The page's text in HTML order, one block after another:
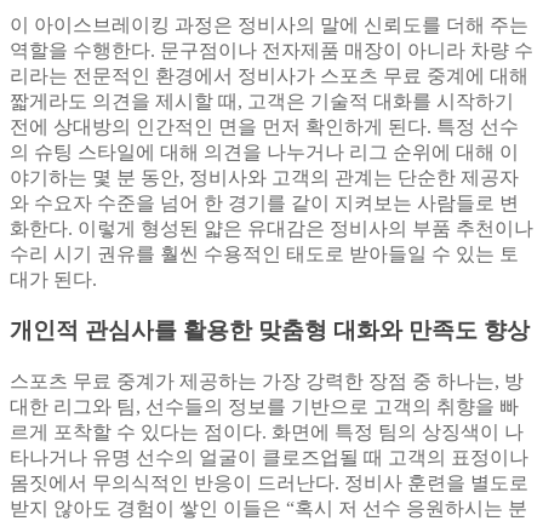
이 아이스브레이킹 과정은 정비사의 말에 신뢰도를 더해 주는
역할을 수행한다. 문구점이나 전자제품 매장이 아니라 차량 수
리라는 전문적인 환경에서 정비사가 스포츠 무료 중계에 대해
짧게라도 의견을 제시할 때, 고객은 기술적 대화를 시작하기
전에 상대방의 인간적인 면을 먼저 확인하게 된다. 특정 선수
의 슈팅 스타일에 대해 의견을 나누거나 리그 순위에 대해 이
야기하는 몇 분 동안, 정비사와 고객의 관계는 단순한 제공자
와 수요자 수준을 넘어 한 경기를 같이 지켜보는 사람들로 변
화한다. 이렇게 형성된 얇은 유대감은 정비사의 부품 추천이나
수리 시기 권유를 훨씬 수용적인 태도로 받아들일 수 있는 토
대가 된다.
개인적 관심사를 활용한 맞춤형 대화와 만족도 향상
스포츠 무료 중계가 제공하는 가장 강력한 장점 중 하나는, 방
대한 리그와 팀, 선수들의 정보를 기반으로 고객의 취향을 빠
르게 포착할 수 있다는 점이다. 화면에 특정 팀의 상징색이 나
타나거나 유명 선수의 얼굴이 클로즈업될 때 고객의 표정이나
몸짓에서 무의식적인 반응이 드러난다. 정비사 훈련을 별도로
받지 않아도 경험이 쌓인 이들은 “혹시 저 선수 응원하시는 분